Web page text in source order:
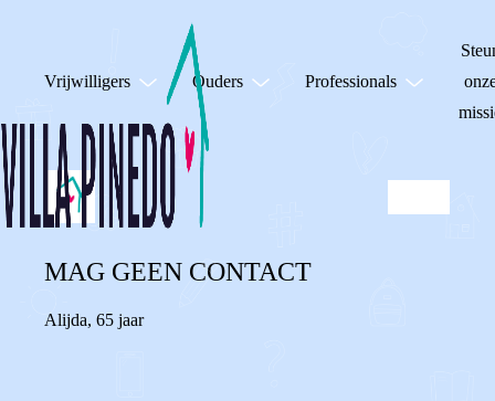
Vrijwilligers Ouders Professionals
MAG GEEN CONTACT
Alijda, 65 jaar